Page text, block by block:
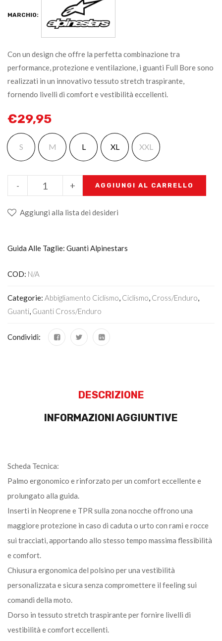
MARCHIO:
Con un design che offre la perfetta combinazione tra
performance, protezione e ventilazione, i guanti Full Bore sono
realizzati in un innovativo tessuto stretch traspirante,
fornendo livelli di comfort e vestibilità eccellenti.
€29,95
S M L XL XXL
+
- AGGIUNGI AL CARRELLO
Aggiungi alla lista dei desideri
Guida Alle Taglie: Guanti Alpinestars
COD: N/A
Categorie: Abbigliamento Ciclismo, Ciclismo, Cross/Enduro,
Guanti, Guanti Cross/enduro
Condividi:
DESCRIZIONE
INFORMAZIONI AGGIUNTIVE
Scheda Tecnica:
Palmo ergonomico e rinforzato per un comfort eccellente e
prolungato alla guida.
Inserti in Neoprene e TPR sulla zona nocche offrono una
maggiore protezione in caso di caduta o urto con rami e rocce
sui tracciati, apportando allo stesso tempo massima flessibilità
e comfort.
Chiusura ergonomica del polsino per una vestibilità
personalizzata e sicura senza compromettere il feeling sui
comandi della moto.
Dorso in tessuto stretch traspirante per fornire livelli di
vestibilità e comfort eccellenti.